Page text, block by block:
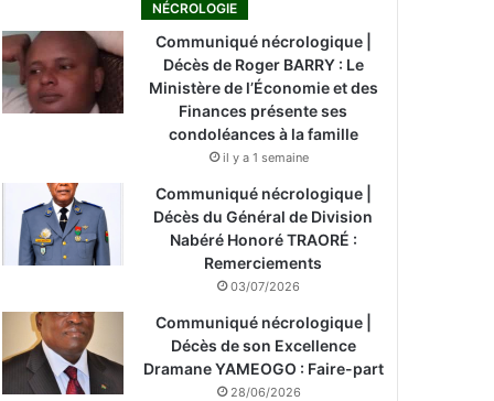
NÉCROLOGIE
Communiqué nécrologique |
Décès de Roger BARRY : Le
Ministère de l’Économie et des
Finances présente ses
condoléances à la famille
il y a 1 semaine
Communiqué nécrologique |
Décès du Général de Division
Nabéré Honoré TRAORÉ :
Remerciements
03/07/2026
Communiqué nécrologique |
Décès de son Excellence
Dramane YAMEOGO : Faire-part
28/06/2026